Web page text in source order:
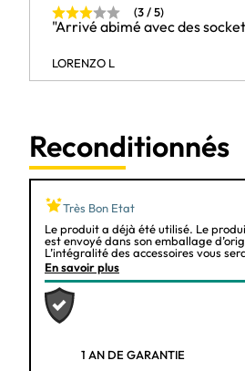
Technologie mémoire
Contrôleur graphique intégré
Compatible coeur graphique intégré au
Slots d'extension
Connecteur(s) graphique
Nombre et Type de slots
Type de multi-GPU
Audio
Chipset Audio
(3 / 5)
"Arrivé abimé avec des
LORENZO L
Reconditionnés
Très Bon Etat
Le produit a déjà été utilisé. Le
est envoyé dans son emballage
L’intégralité des accessoires vous
En savoir plus
1 AN DE GARANTIE